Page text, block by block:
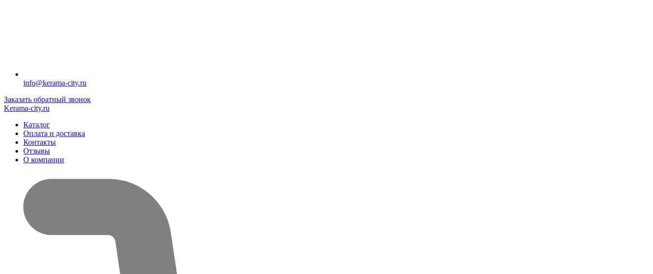
info@kerama-city.ru
Заказать обратный звонок
Kerama-city.ru
Каталог
Оплата и доставка
Контакты
Отзывы
О компании